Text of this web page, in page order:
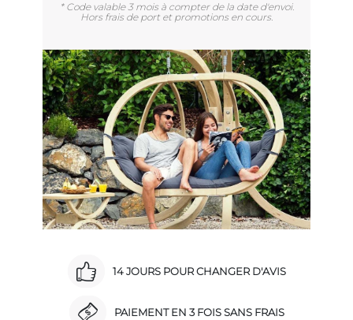
* Code valable 3 mois à compter de la date d'envoi.
Hors frais de port et promotions en cours.
14 JOURS POUR CHANGER D'AVIS
PAIEMENT EN 3 FOIS SANS FRAIS